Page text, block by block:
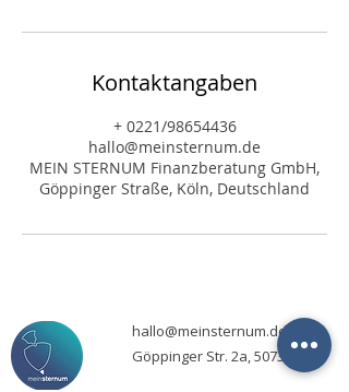
Kontaktangaben
+ 0221/98654436
hallo@meinsternum.de
MEIN STERNUM Finanzberatung GmbH,
Göppinger Straße, Köln, Deutschland
hallo@meinsternum.de
Göppinger Str. 2a, 50739 Köln